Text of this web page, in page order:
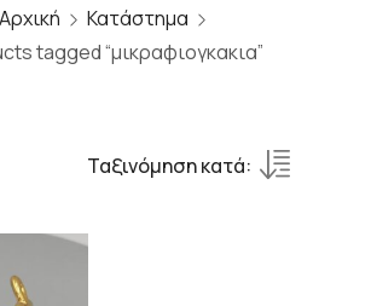
Αρχική
Κατάστημα
tagged “μικραφιογκακια”
Ταξινόμηση κατά: